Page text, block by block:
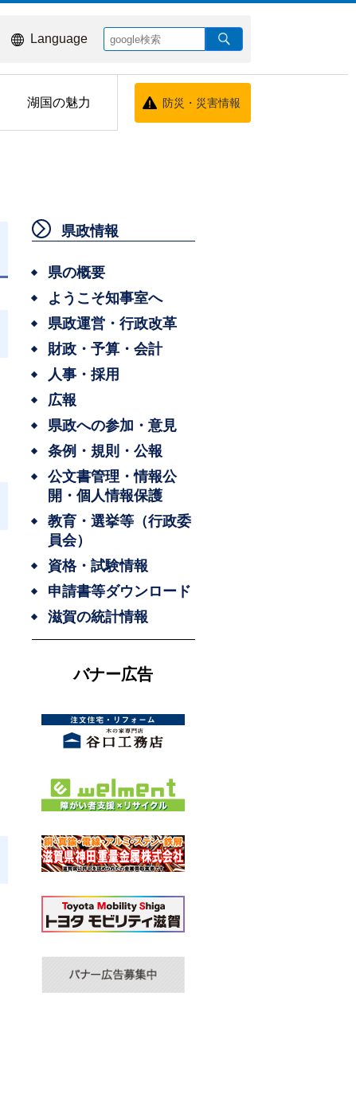
Language
湖国の魅力 防災・災害情報
県政情報
県の概要
ようこそ知事室へ
県政運営・行政改革
財政・予算・会計
人事・採用
広報
県政への参加・意見
条例・規則・公報
公文書管理・情報公
開・個人情報保護
教育・選挙等（行政委
員会）
資格・試験情報
申請書等ダウンロード
滋賀の統計情報
バナー広告